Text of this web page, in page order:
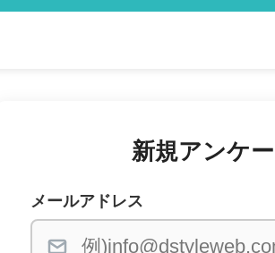
新規アンケ
メールアドレス